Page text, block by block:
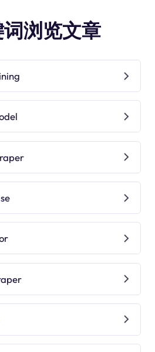
浏览文章